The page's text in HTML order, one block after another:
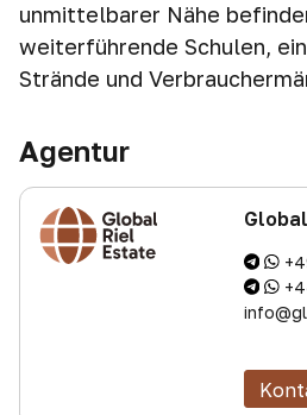
unmittelbarer Nähe
weiterführende Schulen,
Strände und
Agentur